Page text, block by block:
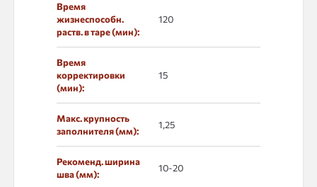
Время
жизнеспособн.
раств. в таре (мин):
120
Время
корректировки
(мин):
15
Макс. крупность
заполнителя (мм):
1,25
Рекоменд. ширина
шва (мм):
10-20